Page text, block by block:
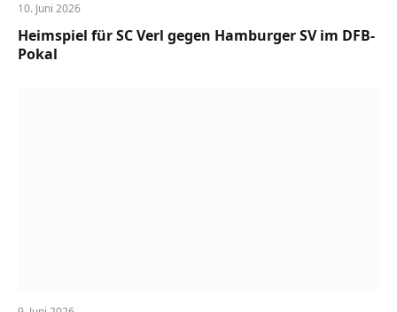
10. Juni 2026
Heimspiel für SC Verl gegen Hamburger SV im DFB-
Pokal